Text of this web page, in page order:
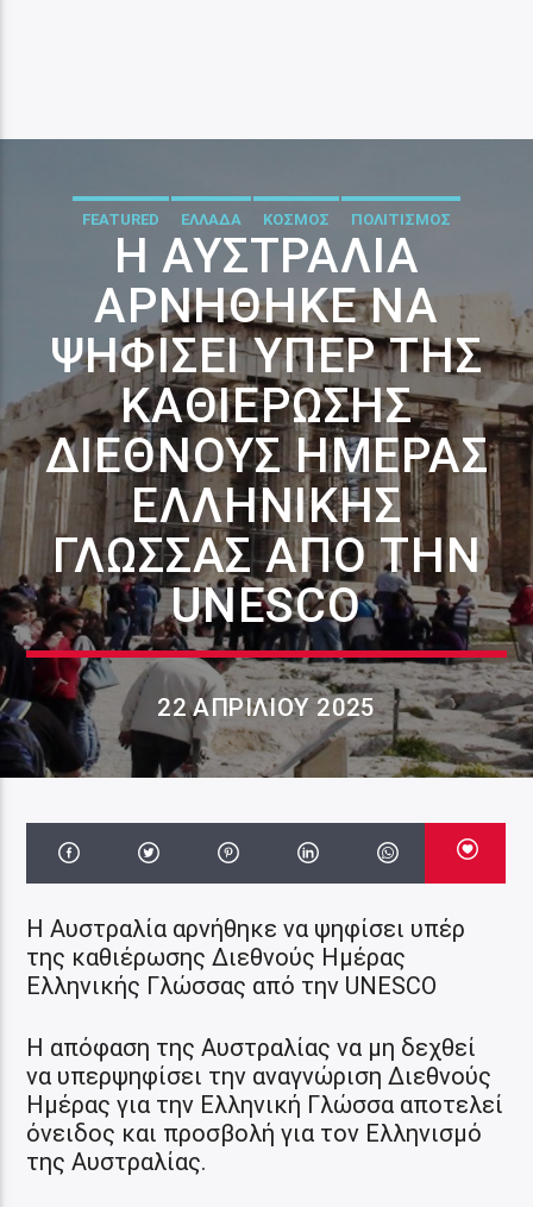
FEATURED ΕΛΛΑΔΑ ΚΟΣΜΟΣ ΠΟΛΙΤΙΣΜΟΣ
Η ΑΥΣΤΡΑΛΊΑ
ΑΡΝΉΘΗΚΕ ΝΑ
ΨΗΦΊΣΕΙ ΥΠΈΡ ΤΗΣ
ΚΑΘΙΈΡΩΣΗΣ
ΔΙΕΘΝΟΎΣ ΗΜΈΡΑΣ
ΕΛΛΗΝΙΚΉΣ
ΓΛΏΣΣΑΣ ΑΠΌ ΤΗΝ
UNESCO
22 ΑΠΡΙΛΊΟΥ 2025
Η Αυστραλία αρνήθηκε να ψηφίσει υπέρ
της καθιέρωσης Διεθνούς Ημέρας
Ελληνικής Γλώσσας από την UNESCO
Η απόφαση της Αυστραλίας να μη δεχθεί
να υπερψηφίσει την αναγνώριση Διεθνούς
Ημέρας για την Ελληνική Γλώσσα αποτελεί
όνειδος και προσβολή για τον Ελληνισμό
της Αυστραλίας.